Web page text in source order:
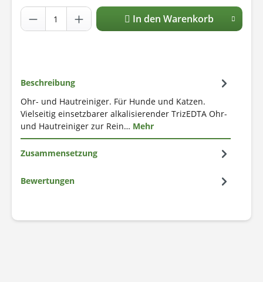
In den Warenkorb
Beschreibung
Ohr- und Hautreiniger. Für Hunde und Katzen.
Vielseitig einsetzbarer alkalisierender TrizEDTA Ohr-
und Hautreiniger zur Rein… Mehr
Zusammensetzung
Bewertungen